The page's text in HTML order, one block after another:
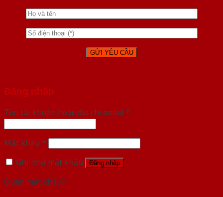
Đăng nhập
Tên tài khoản hoặc địa chỉ email *
Mật khẩu *
Ghi nhớ mật khẩu
Đăng nhập
Quên mật khẩu?